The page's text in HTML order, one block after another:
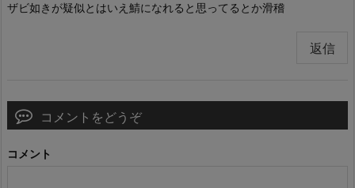
ザビ如きが疑似とはいえ鯖になれると思ってるとか滑稽
返信
コメントをどうぞ
コメント